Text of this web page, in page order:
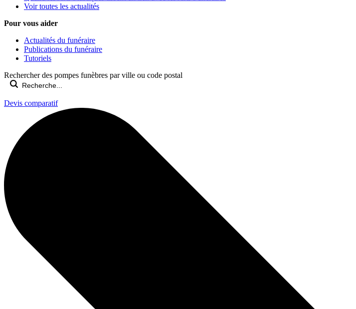
Voir toutes les actualités
Pour vous aider
Actualités du funéraire
Publications du funéraire
Tutoriels
Rechercher des pompes funèbres par ville ou code postal
Devis comparatif